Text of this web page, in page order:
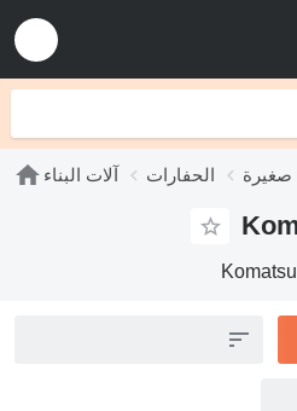
آلات البناء الحفارات